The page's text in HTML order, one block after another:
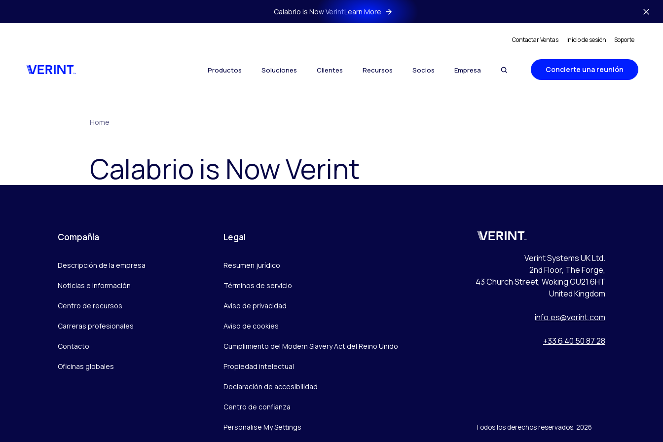
Calabrio is Now VerintLearn More
Contactar Ventas Inicio de sesión Soporte
Productos Soluciones Clientes Recursos Socios Empresa Concierte una reunión
Home
Calabrio is Now Verint
Compañía
Descripción de la empresa
Noticias e información
Centro de recursos
Carreras profesionales
Contacto
Oficinas globales
Legal
Resumen jurídico
Términos de servicio
Aviso de privacidad
Aviso de cookies
Cumplimiento del Modern Slavery Act del Reino Unido
Propiedad intelectual
Declaración de accesibilidad
Centro de confianza
Personalise My Settings
Verint
Verint Systems UK Ltd.
2nd Floor, The Forge,
43 Church Street, Woking GU21 6HT
United Kingdom
info.es@verint.com
+33 6 40 50 87 28
Todos los derechos reservados. 2026